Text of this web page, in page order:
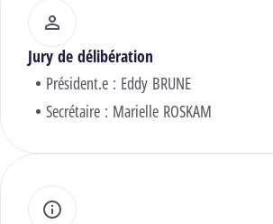
Jury de délibération
Président.e : Eddy BRUNE
Secrétaire : Marielle ROSKAM